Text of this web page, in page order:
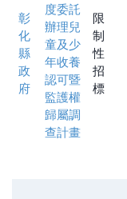
彰
化
縣
政
府
度委託
辦理兒
童及少
年收養
認可暨
監護權
歸屬調
查計畫
限
制
性
招
標